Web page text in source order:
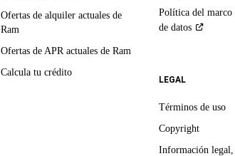
Ofertas de alquiler actuales de
Ram
Ofertas de APR actuales de Ram
Calcula tu crédito
Política del marco
dedatos
LEGAL
Términos de uso
Copyright
Información legal,